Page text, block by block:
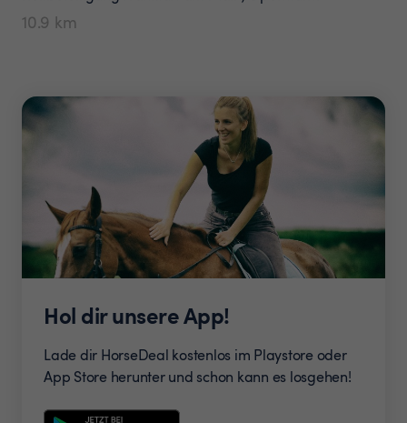
10.9 km
Hol dir unsere App!
Lade dir HorseDeal kostenlos im Playstore oder
App Store herunter und schon kann es losgehen!